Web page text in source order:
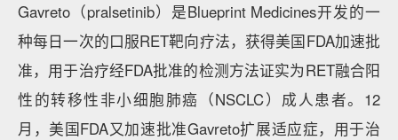
Gavreto（pralsetinib）是Blueprint Medicines开发的一
种每日一次的口服RET靶向疗法，获得美国FDA加速批
准，用于治疗经FDA批准的检测方法证实为RET融合阳
性的转移性非小细胞肺癌（NSCLC）成人患者。12
月，美国FDA又加速批准Gavreto扩展适应症，用于治